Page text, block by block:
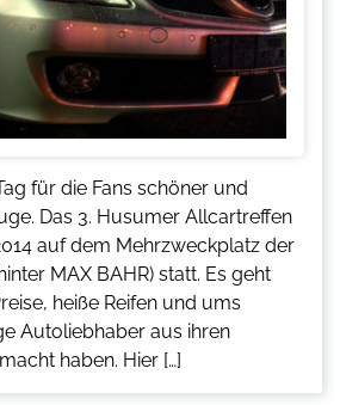
für die Fans schöner und
Das 3. Husumer Allcartreffen
auf dem Mehrzweckplatz der
MAX BAHR) statt. Es geht
heiße Reifen und ums
Autoliebhaber aus ihren
haben. Hier […]